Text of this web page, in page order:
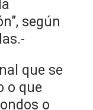
según
que se
o que
o